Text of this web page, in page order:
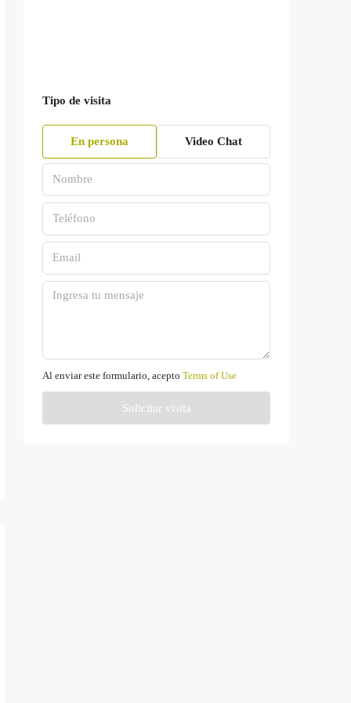
Tipo de visita
En persona Video Chat
Al enviar este formulario, acepto Terms of Use
Solicitar visita